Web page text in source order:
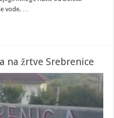
vode. …
na žrtve Srebrenice